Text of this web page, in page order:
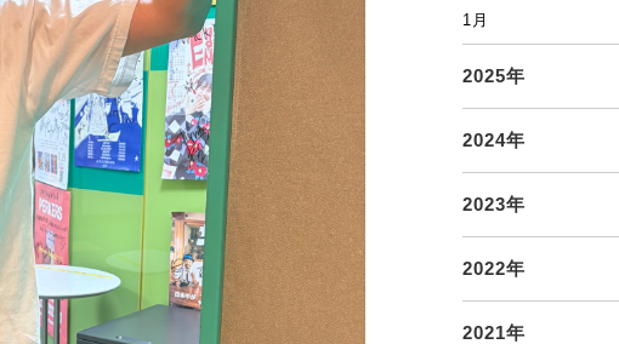
1月
2025年
2024年
2023年
2022年
2021年